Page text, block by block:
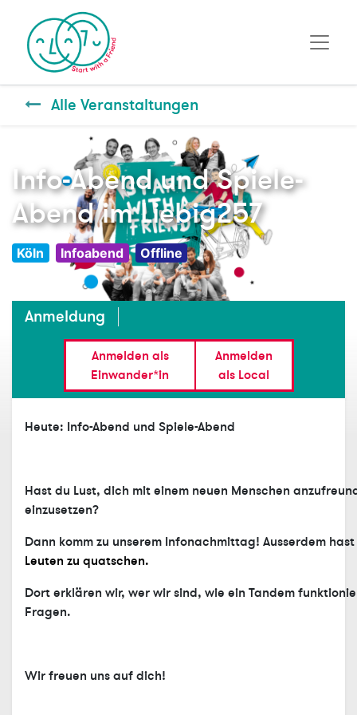
Alle Veranstaltungen
Info-Abend und Spiele-
Abend im Liebig257
Köln Infoabend Offline
Anmeldung
Anmelden als
Einwander*in
Anmelden
als Local
Heute: Info-Abend und Spiele-Abend
Hast du Lust, dich mit einem neuen Menschen
einzusetzen?
Dann komm zu unserem Infonachmittag! Ausserdem
Leuten zu quatschen.
Dort erklären wir, wer wir sind, wie ein Tandem
Fragen.
Wir freuen uns auf dich!